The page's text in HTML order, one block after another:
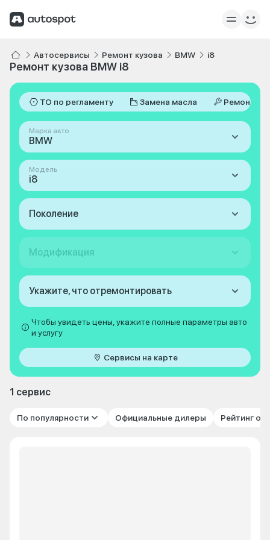
Автосервисы Ремонт кузова BMW i8
Ремонт кузова BMW i8
ТО по регламенту Замена масла Ремонт
Марка авто
BMW
Модель
i8
Поколение
Модификация
Укажите, что отремонтировать
Чтобы увидеть цены, укажите полные параметры авто
и услугу
Сервисы на карте
1 сервис
По популярности Официальные дилеры Рейтинг